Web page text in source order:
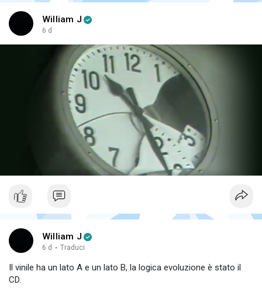
William J
6 d
William J
6 d · Traduci
Il vinile ha un lato A e un lato B, la logica evoluzione è stato il
CD.